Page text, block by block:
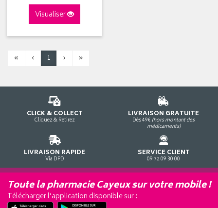
Visualiser
« ‹ 1 › »
CLICK & COLLECT
Cliquez & Retirez
LIVRAISON GRATUITE
Dès 49€ (hors montant des
médicaments)
LIVRAISON RAPIDE
Via DPD
SERVICE CLIENT
09 72 09 30 00
Toute la pharmacie Cayeux sur votre mobile !
Télécharger l’application disponible sur :